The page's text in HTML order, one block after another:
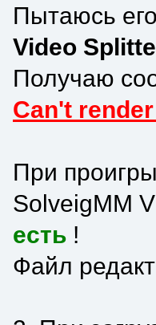
Пытаюсь
Video
Получаю
Can't
При
SolveigMM
есть!
Файл